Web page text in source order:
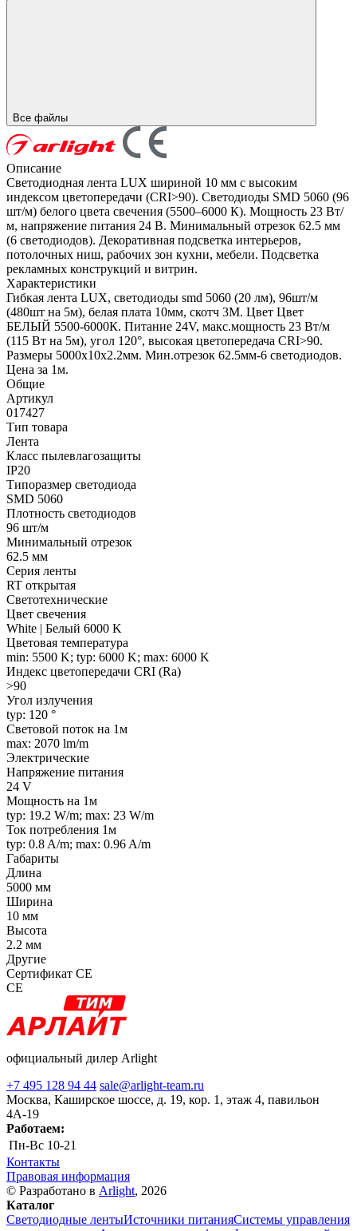
Все файлы
Описание
Светодиодная лента LUX шириной 10 мм с высоким
индексом цветопередачи (CRI>90). Светодиоды SMD 5060 (96
шт/м) белого цвета свечения (5500–6000 К). Мощность 23 Вт/
м, напряжение питания 24 В. Минимальный отрезок 62.5 мм
(6 светодиодов). Декоративная подсветка интерьеров,
потолочных ниш, рабочих зон кухни, мебели. Подсветка
рекламных конструкций и витрин.
Характеристики
Гибкая лента LUX, светодиоды smd 5060 (20 лм), 96шт/м
(480шт на 5м), белая плата 10мм, скотч 3М. Цвет Цвет
БЕЛЫЙ 5500-6000К. Питание 24V, макс.мощность 23 Вт/м
(115 Вт на 5м), угол 120°, высокая цветопередача CRI>90.
Размеры 5000х10х2.2мм. Мин.отрезок 62.5мм-6 светодиодов.
Цена за 1м.
Общие
Артикул
017427
Тип товара
Лента
Класс пылевлагозащиты
IP20
Типоразмер светодиода
SMD 5060
Плотность светодиодов
96 шт/м
Минимальный отрезок
62.5 мм
Серия ленты
RT открытая
Светотехнические
Цвет свечения
White | Белый 6000 K
Цветовая температура
min: 5500 K; typ: 6000 K; max: 6000 K
Индекс цветопередачи CRI (Ra)
>90
Угол излучения
typ: 120 °
Световой поток на 1м
max: 2070 lm/m
Электрические
Напряжение питания
24 V
Мощность на 1м
typ: 19.2 W/m; max: 23 W/m
Ток потребления 1м
typ: 0.8 A/m; max: 0.96 A/m
Габариты
Длина
5000 мм
Ширина
10 мм
Высота
2.2 мм
Другие
Сертификат CE
CE
официальный дилер Arlight
+7 495 128 94 44 sale@arlight-team.ru
Москва, Каширское шоссе, д. 19, кор. 1, этаж 4, павильон
4А-19
Работаем:
Пн-Вс 10-21
Контакты
Правовая информация
© Разработано в Arlight, 2026
Каталог
Светодиодные лентыИсточники питанияСистемы управления